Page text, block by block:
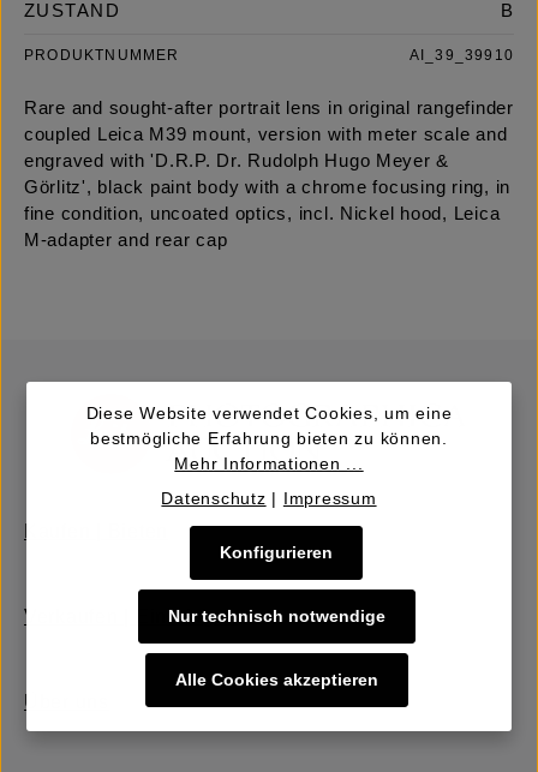
ZUSTAND B
PRODUKTNUMMER AI_39_39910
Rare and sought-after portrait lens in original rangefinder
coupled Leica M39 mount, version with meter scale and
engraved with 'D.R.P. Dr. Rudolph Hugo Meyer &
Görlitz', black paint body with a chrome focusing ring, in
fine condition, uncoated optics, incl. Nickel hood, Leica
M-adapter and rear cap
Verkaufen | Einbringen
Über uns
Diese Website verwendet Cookies, um eine
bestmögliche Erfahrung bieten zu können.
Mehr Informationen ...
Datenschutz | Impressum
Nur technisch notwendige
Konfigurieren
Alle Cookies akzeptieren